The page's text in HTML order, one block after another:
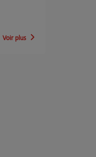
Voir plus